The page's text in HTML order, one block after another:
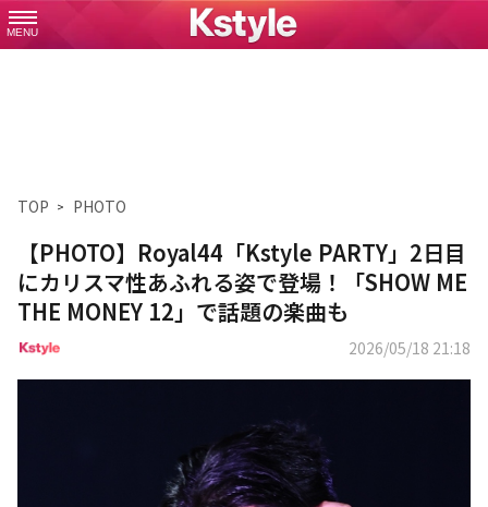
MENU
TOP PHOTO
【PHOTO】Royal44「Kstyle PARTY」2日目
にカリスマ性あふれる姿で登場！「SHOW ME
THE MONEY 12」で話題の楽曲も
2026/05/18 21:18